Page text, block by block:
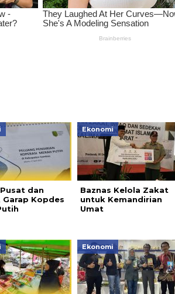
dan
Garap Kopdes
Ekonomi
Baznas Kelola Zakat
untuk Kemandirian
Umat
Ekonomi